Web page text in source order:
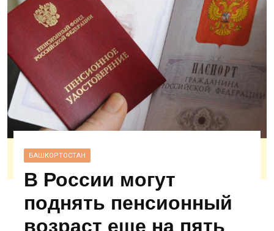
БАШКОРТОСТАН
В России могут
поднять пенсионный
возраст еще на пять